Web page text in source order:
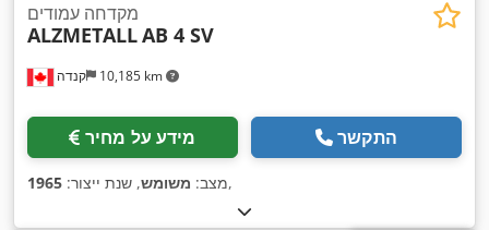
קנדה 10,185 km
מקדחה עמודים
ALZMETALLAB 4 SV
מידע על מחיר התקשר
מצב: משומש, שנת ייצור: 1965 ,